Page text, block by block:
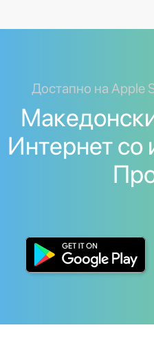
Достапно на Apple
Интернет со